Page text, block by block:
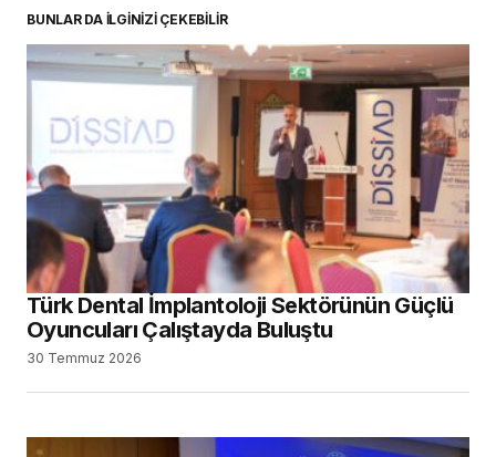
BUNLAR DA İLGİNİZİ ÇEKEBİLİR
Türk Dental İmplantoloji Sektörünün Güçlü
Oyuncuları Çalıştayda Buluştu
30 Temmuz 2026